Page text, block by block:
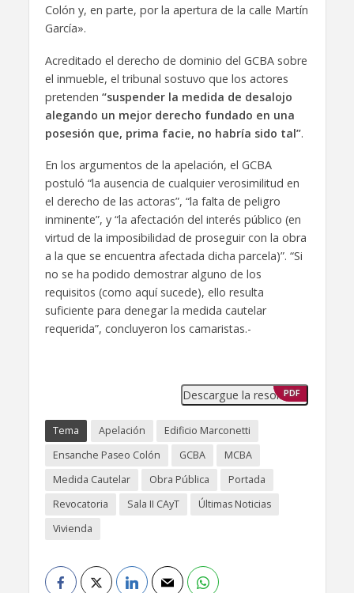
Colón y, en parte, por la apertura de la calle Martín
García».
Acreditado el derecho de dominio del GCBA sobre
el inmueble, el tribunal sostuvo que los actores
pretenden “suspender la medida de desalojo
alegando un mejor derecho fundado en una
posesión que, prima facie, no habría sido tal”.
En los argumentos de la apelación, el GCBA
postuló “la ausencia de cualquier verosimilitud en
el derecho de las actoras”, “la falta de peligro
inminente”, y “la afectación del interés público (en
virtud de la imposibilidad de proseguir con la obra
a la que se encuentra afectada dicha parcela)”. “Si
no se ha podido demostrar alguno de los
requisitos (como aquí sucede), ello resulta
suficiente para denegar la medida cautelar
requerida”, concluyeron los camaristas.-
Descargue la resolución
PDF
Tema Apelación
Edificio Marconetti
Ensanche Paseo Colón
GCBA
MCBA
Medida Cautelar
Obra Pública
Portada
Revocatoria
Sala II CAyT
Últimas Noticias
Vivienda